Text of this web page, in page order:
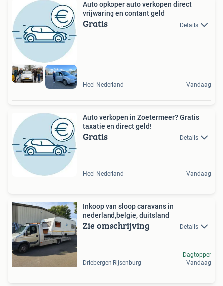
Auto opkoper auto verkopen direct
vrijwaring en contant geld
Gratis Details
Heel Nederland Vandaag
Auto verkopen in Zoetermeer? Gratis
taxatie en direct geld!
Gratis Details
Heel Nederland Vandaag
Inkoop van sloop caravans in
nederland,belgie, duitsland
Zie omschrijving Details
Driebergen-Rijsenburg
Dagtopper
Vandaag